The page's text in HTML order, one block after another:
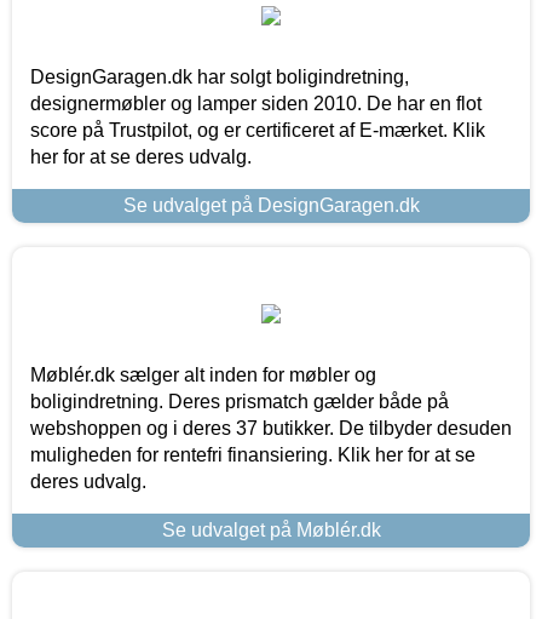
DesignGaragen.dk har solgt boligindretning,
designermøbler og lamper siden 2010. De har en flot
score på Trustpilot, og er certificeret af E-mærket. Klik
her for at se deres udvalg.
Se udvalget på DesignGaragen.dk
Møblér.dk sælger alt inden for møbler og
boligindretning. Deres prismatch gælder både på
webshoppen og i deres 37 butikker. De tilbyder desuden
muligheden for rentefri finansiering. Klik her for at se
deres udvalg.
Se udvalget på Møblér.dk